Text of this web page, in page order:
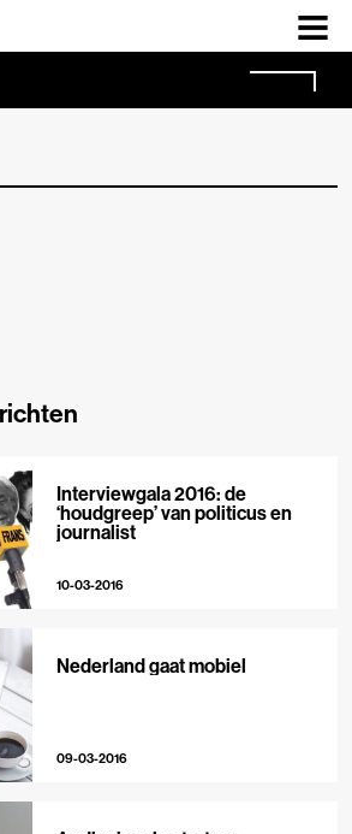
Interviewgala 2016: de
‘houdgreep’ van politicus en
journalist
10-03-2016
Nederland gaat mobiel
09-03-2016